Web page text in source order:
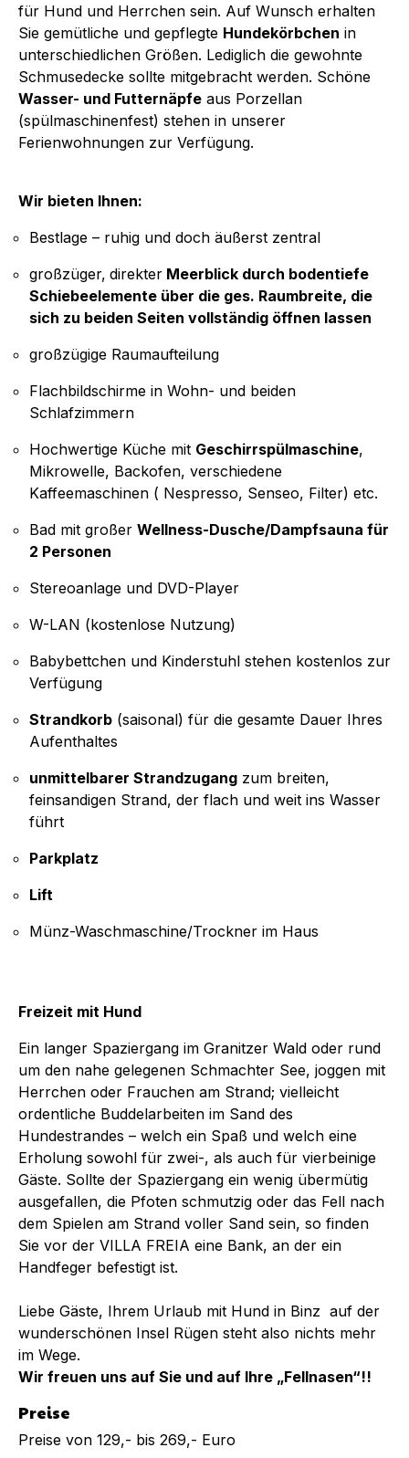
für Hund und Herrchen sein. Auf Wunsch erhalten
Sie gemütliche und gepflegte Hundekörbchen in
unterschiedlichen Größen. Lediglich die gewohnte
Schmusedecke sollte mitgebracht werden. Schöne
Wasser- und Futternäpfe aus Porzellan
(spülmaschinenfest) stehen in unserer
Ferienwohnungen zur Verfügung.
Wir bieten Ihnen:
Bestlage – ruhig und doch äußerst zentral
großzüger, direkter Meerblick durch bodentiefe
Schiebeelemente über die ges. Raumbreite, die
sich zu beiden Seiten vollständig öffnen lassen
großzügige Raumaufteilung
Flachbildschirme in Wohn- und beiden
Schlafzimmern
Hochwertige Küche mit Geschirrspülmaschine,
Mikrowelle, Backofen, verschiedene
Kaffeemaschinen ( Nespresso, Senseo, Filter) etc.
Bad mit großer Wellness-Dusche/Dampfsauna für
2 Personen
Stereoanlage und DVD-Player
W-LAN (kostenlose Nutzung)
Babybettchen und Kinderstuhl stehen kostenlos zur
Verfügung
Strandkorb (saisonal) für die gesamte Dauer Ihres
Aufenthaltes
unmittelbarer Strandzugang zum breiten,
feinsandigen Strand, der flach und weit ins Wasser
führt
Parkplatz
Lift
Münz-Waschmaschine/Trockner im Haus
Freizeit mit Hund
Ein langer Spaziergang im Granitzer Wald oder rund
um den nahe gelegenen Schmachter See, joggen mit
Herrchen oder Frauchen am Strand; vielleicht
ordentliche Buddelarbeiten im Sand des
Hundestrandes – welch ein Spaß und welch eine
Erholung sowohl für zwei-, als auch für vierbeinige
Gäste. Sollte der Spaziergang ein wenig übermütig
ausgefallen, die Pfoten schmutzig oder das Fell nach
dem Spielen am Strand voller Sand sein, so finden
Sie vor der VILLA FREIA eine Bank, an der ein
Handfeger befestigt ist.
Liebe Gäste, Ihrem Urlaub mit Hund in Binz auf der
wunderschönen Insel Rügen steht also nichts mehr
im Wege.
Wir freuen uns auf Sie und auf Ihre „Fellnasen“!!
Preise
Preise von 129,- bis 269,- Euro